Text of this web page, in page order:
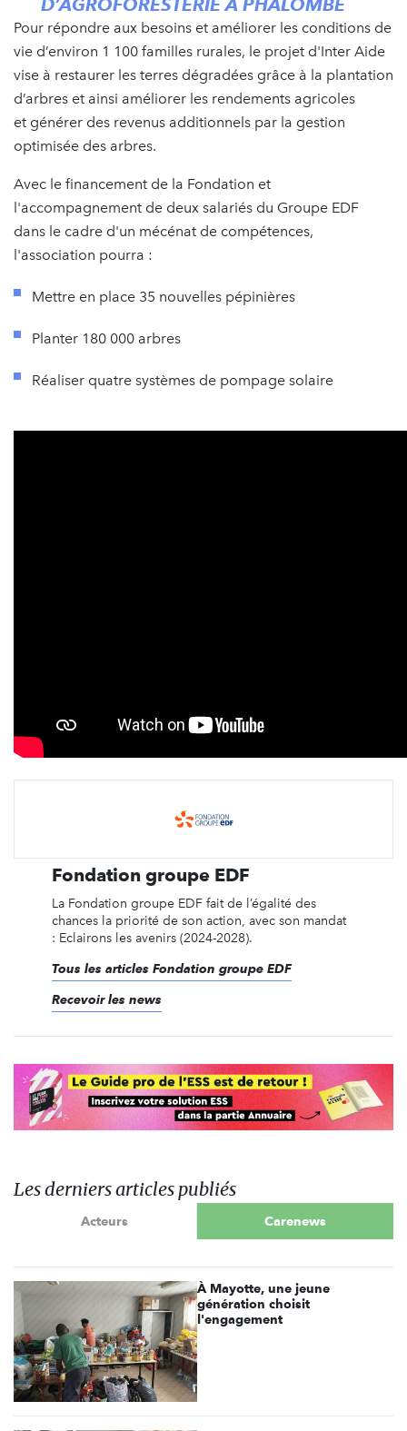
Pour répondre aux besoins et améliorer les conditions de
vie d’environ 1 100 familles rurales, le projet d'Inter Aide
vise à restaurer les terres dégradées grâce à la plantation
d’arbres et ainsi améliorer les rendements agricoles
et générer des revenus additionnels par la gestion
optimisée des arbres.
Avec le financement de la Fondation et
l'accompagnement de deux salariés du Groupe EDF
dans le cadre d'un mécénat de compétences,
l'association pourra :
Mettre en place 35 nouvelles pépinières
Planter 180 000 arbres
Réaliser quatre systèmes de pompage solaire
Fondation groupe EDF
La Fondation groupe EDF fait de l’égalité des
chances la priorité de son action, avec son mandat
: Eclairons les avenirs (2024-2028).
Tous les articles Fondation groupe EDF
Recevoir les news
Les derniers articles publiés
Acteurs Carenews
À Mayotte, une jeune
génération choisit
l'engagement